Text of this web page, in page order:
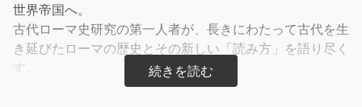
世界帝国へ。
古代ローマ史研究の第一人者が、長きにわたって古代を生
き延びたローマの歴史とその新しい「読み方」を語り尽く
す。